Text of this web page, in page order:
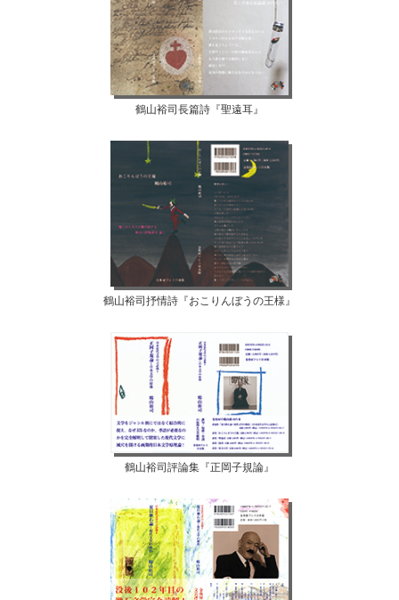
鶴山裕司長篇詩『聖遠耳』
鶴山裕司抒情詩『おこりんぼうの王様』
鶴山裕司評論集『正岡子規論』